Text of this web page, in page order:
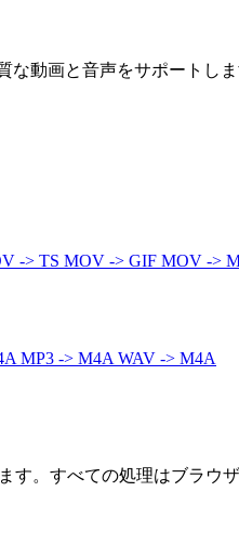
動画と音声をサポートしま
-> TS MOV -> GIF MOV ->
MP3 -> M4A WAV -> M4A
。すべての処理はブラウ